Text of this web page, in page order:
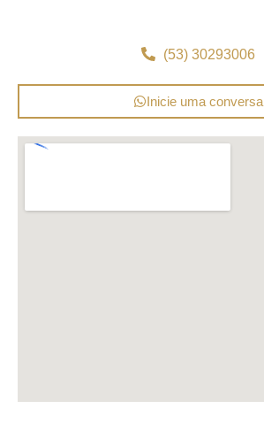
(53) 30293006
Inicie uma conversa